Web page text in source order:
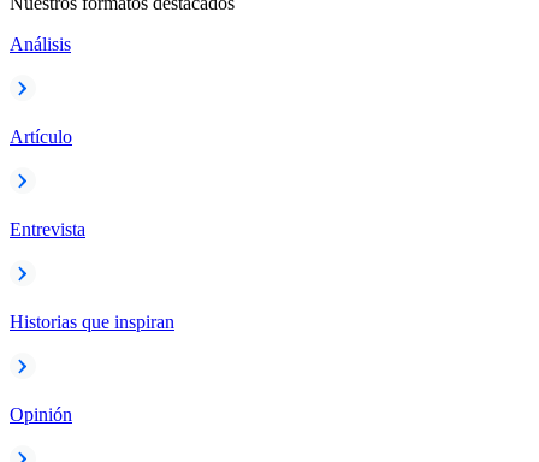
Análisis
Artículo
Entrevista
Historias que inspiran
Opinión